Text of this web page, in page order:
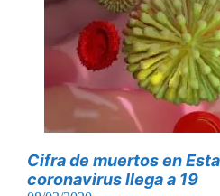
Cifra de muertos en
coronavirus llega a 19